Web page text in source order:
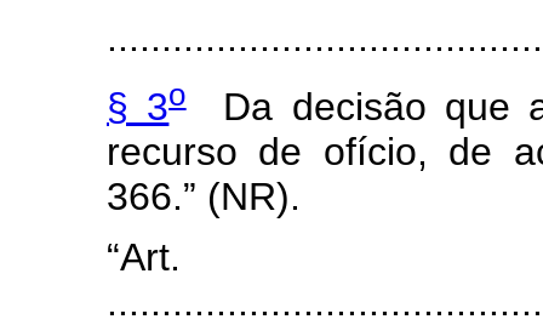
§ 3oDa decisão que
recurso de ofício, de
366.” (NR).